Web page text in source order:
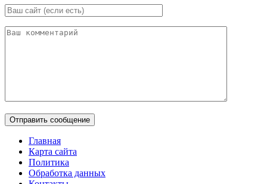
Главная
Карта сайта
Политика
Обработка данных